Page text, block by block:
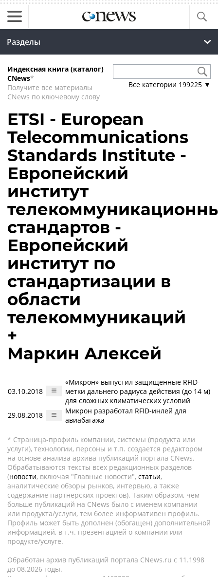
Разделы
Индексная книга (каталог)
CNews*
Получите все материалы
CNews по ключевому слову
Все категории 199225 ▼
ETSI - European
Telecommunications
Standards Institute -
Европейский
институт
стандартов -
Европейский
институт по
стандартизации в
области
телекоммуникаций
+
Маркин Алексей
03.10.2018
«Микрон» выпустил защищенные RFID-
метки дальнего радиуса действия (до 14 м)
для сложных климатических условий
29.08.2018
Микрон разработал RFID-инлей для
авиабагажа
* Страница-профиль компании, системы (продукта или
услуги), технологии, персоны и т.п. создается редактором
на основе анализа архива публикаций портала CNews.
Обрабатываются тексты всех редакционных разделов
(новости, включая "Главные новости", статьи,
аналитические обзоры рынков, интервью, а также
содержание партнёрских проектов). Таким образом, чем
больше публикаций на CNews было с именем компании
или продукта/услуги, тем более информативен профиль.
Профиль может быть дополнен (обогащен) дополнительной
информацией, в т.ч. презентацией о компании или
продукте/услуге.
Обработан архив публикаций портала CNews.ru c 11.1998
до 08.2026 годы.